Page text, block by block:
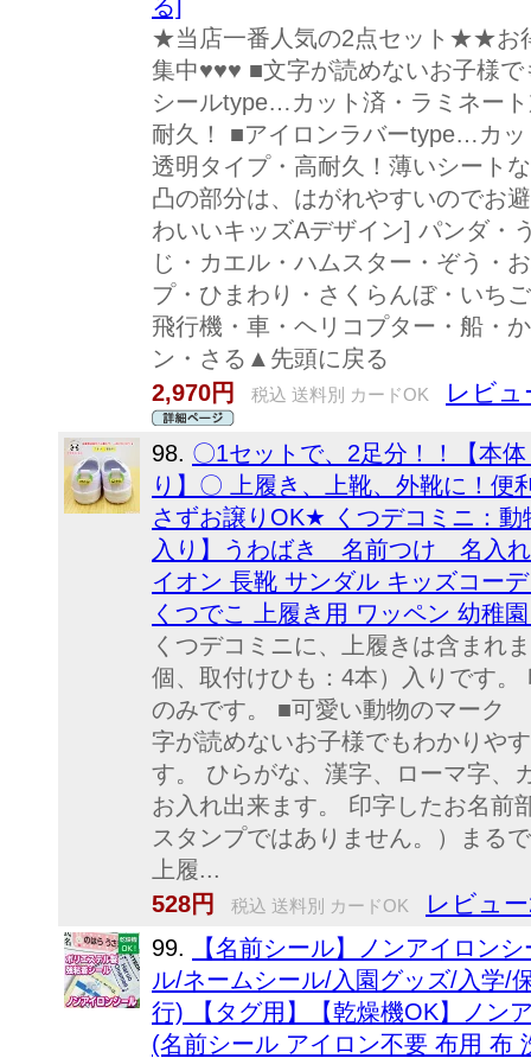
る]
★当店一番人気の2点セット★★お
集中♥♥♥ ■文字が読めないお子様
シールtype…カット済・ラミネー
耐久！ ■アイロンラバーtype…カ
透明タイプ・高耐久！薄いシート
凸の部分は、はがれやすいので
わいいキッズAデザイン] パンダ・
じ・カエル・ハムスター・ぞう・
プ・ひまわり・さくらんぼ・いち
飛行機・車・ヘリコプター・船・
ン・さる▲先頭に戻る
2,970円
税込 送料別 カードOK レビュ
98. 〇1セットで、2足分！！【本
り】〇 上履き、上靴、外靴に！便
さずお譲りOK★ くつデコミニ：
入り】うわばき 名前つけ 名入れ
イオン 長靴 サンダル キッズコー
くつでこ 上履き用 ワッペン 幼稚
くつデコミニに、上履きは含まれ
個、取付けひも：4本）入りです
のみです。 ■可愛い動物のマー
字が読めないお子様でもわかりや
す。 ひらがな、漢字、ローマ字、
お入れ出来ます。 印字したお名前
スタンプではありません。）まる
上履...
528円
税込 送料別 カードOK レビュ
99.
【名前シール】ノンアイロン
ル/ネームシール/入園グッズ/入学/
行) 【タグ用】【乾燥機OK】ノン
(名前シール アイロン不要 布用 布